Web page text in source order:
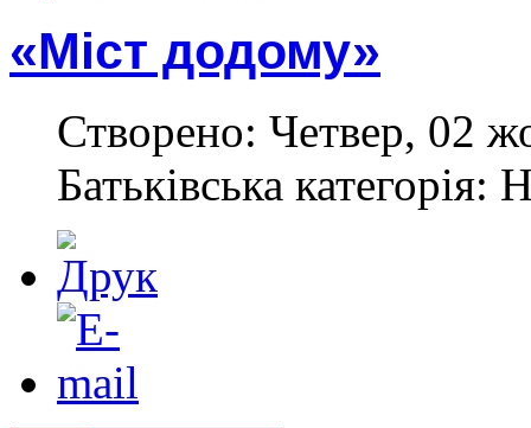
«Міст додому»
Створено: Четвер, 02
Батьківська категорія: